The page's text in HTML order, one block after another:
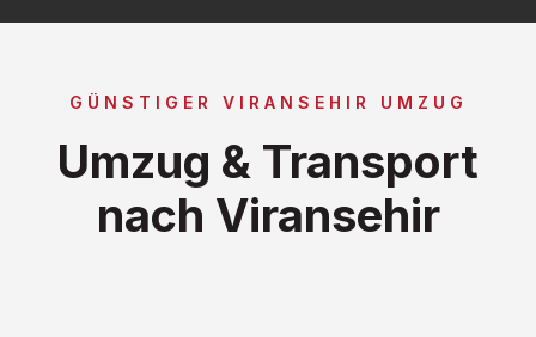
GÜNSTIGER VIRANSEHIR UMZUG
Umzug & Transport
nach Viransehir